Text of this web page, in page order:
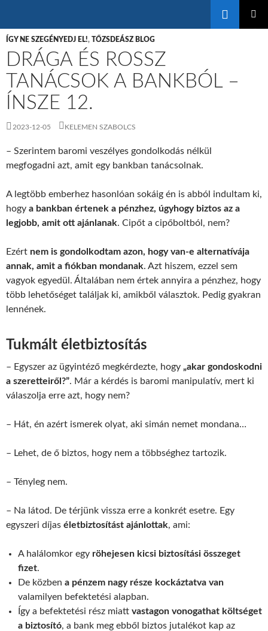
A
TARTALOMBA
ÍGY NE SZEGÉNYEDJ EL!, TŐZSDEÁSZ BLOG
DRÁGA ÉS ROSSZ
TANÁCSOK A BANKBÓL –
ÍNSZE 12.
2023-12-05 KELEMEN SZABOLCS
– Szerintem baromi veszélyes gondolkodás nélkül
megfogadni azt, amit egy bankban tanácsolnak.
A legtöbb emberhez hasonlóan sokáig én is abból indultam ki,
hogy a bankban értenek a pénzhez, úgyhogy biztos az a
legjobb, amit ott ajánlanak. Cipőt a cipőboltból, nem?
Ezért nem is gondolkodtam azon, hogy van-e alternatívája
annak, amit a fiókban mondanak. Azt hiszem, ezzel sem
vagyok egyedül. Általában nem értek annyira a pénzhez, hogy
több lehetőséget találjak ki, amikből választok. Pedig gyakran
lennének.
Tukmált életbiztosítás
– Egyszer az ügyintéző megkérdezte, hogy „akar gondoskodni
a szeretteiről?”. Már a kérdés is baromi manipulatív, mert ki
válaszolja erre azt, hogy nem?
– Hát, én azért ismerek olyat, aki simán nemet mondana…
– Lehet, de ő biztos, hogy nem a többséghez tartozik.
– Tényleg nem.
– Na látod. De térjünk vissza erre a konkrét esetre. Egy
egyszeri díjas életbiztosítást ajánlottak, ami:
A halálomkor egy röhejesen kicsi biztosítási összeget
fizet.
De közben a pénzem nagy része kockáztatva van
valamilyen befektetési alapban.
Így a befektetési rész miatt vastagon vonogathat költséget
a biztosító, a bank meg ebből biztos jutalékot kap az